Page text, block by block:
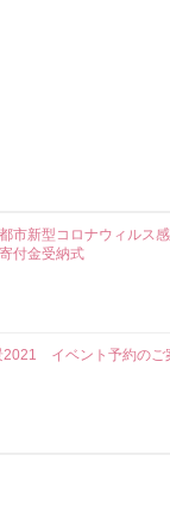
都市新型コロナウィルス
付金受納式
2021 イベント予約のご